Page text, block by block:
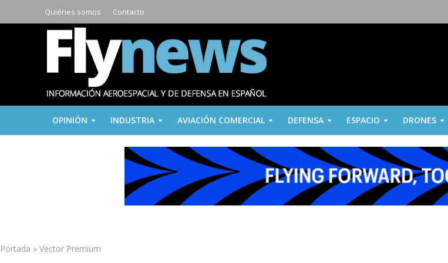
Quiénes somos Contacto
OPINIÓN INDUSTRIA AVIACIÓN COMERCIAL DEFENSA ESPACIO DRONES
Portada » Vector Premium